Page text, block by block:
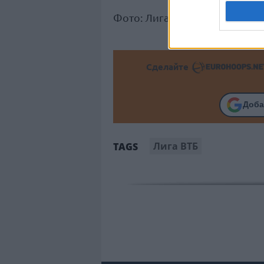
Фото: Лига ВТБ
Сделайте
TAGS Лига ВТБ